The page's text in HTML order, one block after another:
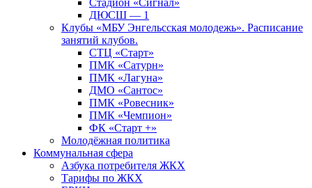
Стадион «Сигнал»
ДЮСШ — 1
Клубы «МБУ Энгельсская молодежь». Расписание
занятий клубов.
СТЦ «Старт»
ПМК «Сатурн»
ПМК «Лагуна»
ДМО «Сантос»
ПМК «Ровесник»
ПМК «Чемпион»
ФК «Старт +»
Молодёжная политика
Коммунальная сфера
Азбука потребителя ЖКХ
Тарифы по ЖКХ